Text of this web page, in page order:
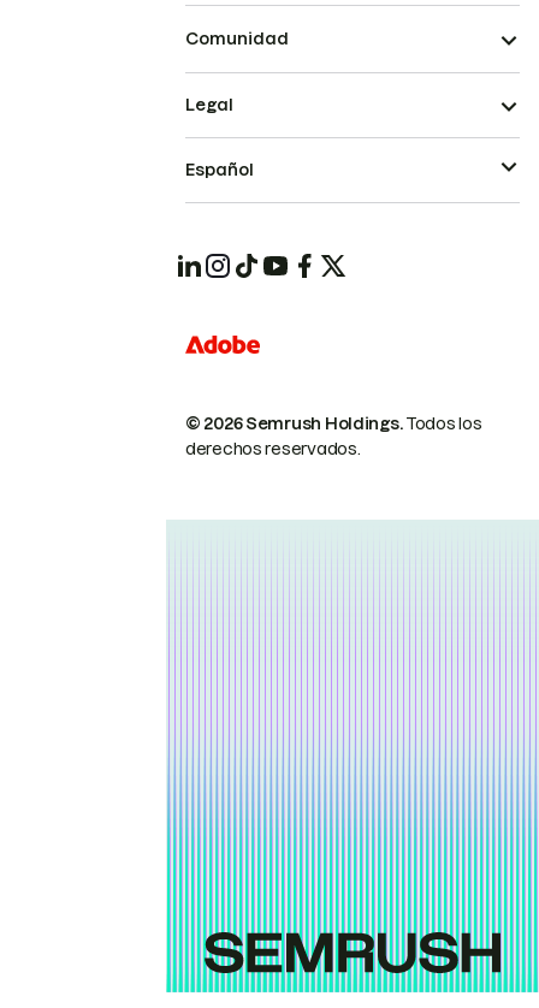
Comunidad
© 2026 Semrush Holdings.Todos los
derechos reservados.
Legal
Español